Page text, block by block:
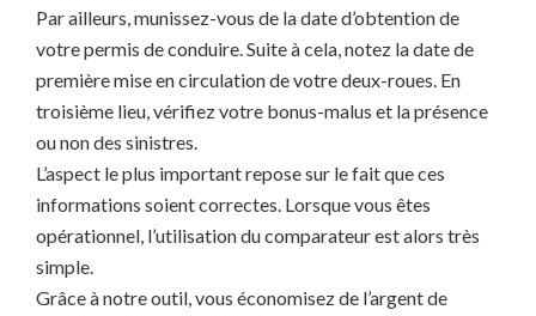
Par ailleurs, munissez-vous de la date d’obtention de
votre permis de conduire. Suite à cela, notez la date de
première mise en circulation de votre deux-roues. En
troisième lieu, vérifiez votre bonus-malus et la présence
ou non des sinistres.
L’aspect le plus important repose sur le fait que ces
informations soient correctes. Lorsque vous êtes
opérationnel, l’utilisation du comparateur est alors très
simple.
Grâce à notre outil, vous économisez de l’argent de